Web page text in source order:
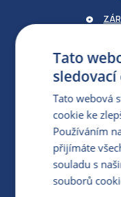
MÁM
Tato
sledovací
Tato webová
cookie ke
Používáním
přijímáte
souladu s
souborů